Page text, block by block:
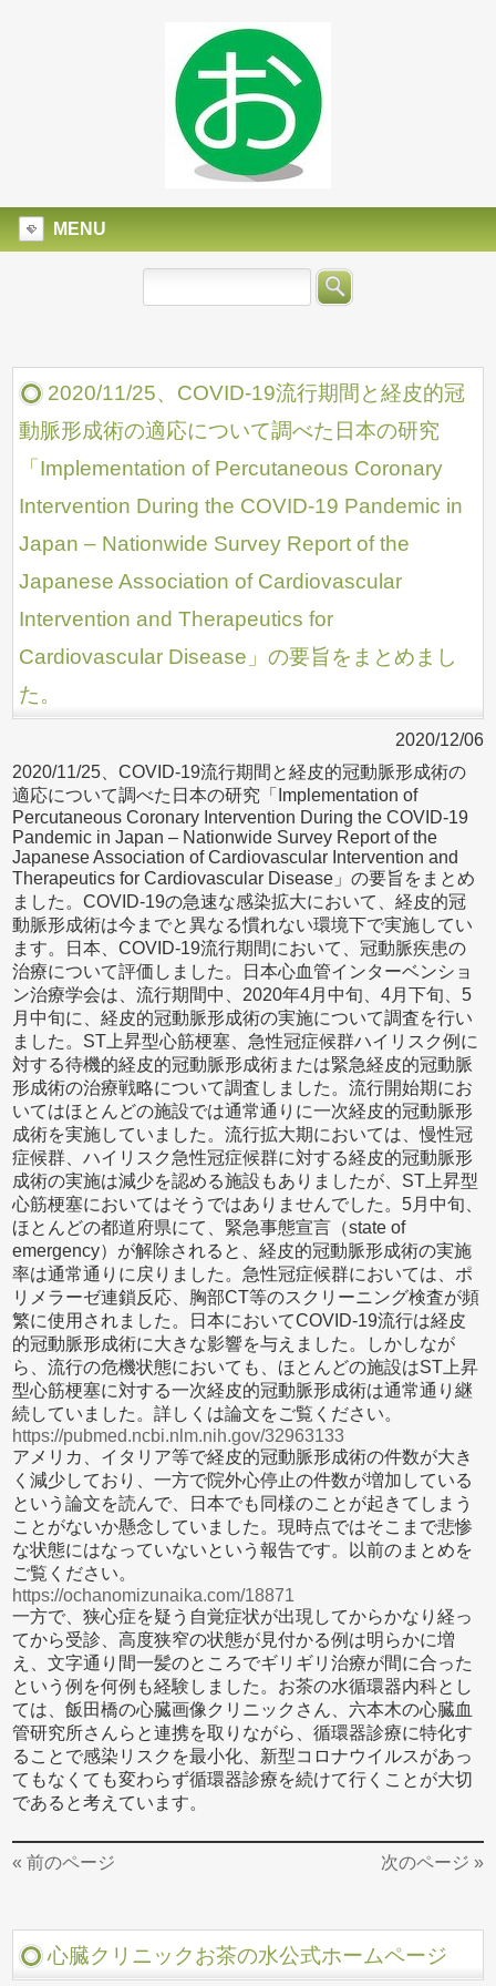
MENU
2020/11/25、COVID-19流行期間と経皮的冠
動脈形成術の適応について調べた日本の研究
「Implementation of Percutaneous Coronary
Intervention During the COVID-19 Pandemic in
Japan – Nationwide Survey Report of the
Japanese Association of Cardiovascular
Intervention and Therapeutics for
Cardiovascular Disease」の要旨をまとめまし
た。
2020/12/06
2020/11/25、COVID-19流行期間と経皮的冠動脈形成術の
適応について調べた日本の研究「Implementation of
Percutaneous Coronary Intervention During the COVID-19
Pandemic in Japan – Nationwide Survey Report of the
Japanese Association of Cardiovascular Intervention and
Therapeutics for Cardiovascular Disease」の要旨をまとめ
ました。COVID-19の急速な感染拡大において、経皮的冠
動脈形成術は今までと異なる慣れない環境下で実施してい
ます。日本、COVID-19流行期間において、冠動脈疾患の
治療について評価しました。日本心血管インターベンショ
ン治療学会は、流行期間中、2020年4月中旬、4月下旬、5
月中旬に、経皮的冠動脈形成術の実施について調査を行い
ました。ST上昇型心筋梗塞、急性冠症候群ハイリスク例に
対する待機的経皮的冠動脈形成術または緊急経皮的冠動脈
形成術の治療戦略について調査しました。流行開始期にお
いてはほとんどの施設では通常通りに一次経皮的冠動脈形
成術を実施していました。流行拡大期においては、慢性冠
症候群、ハイリスク急性冠症候群に対する経皮的冠動脈形
成術の実施は減少を認める施設もありましたが、ST上昇型
心筋梗塞においてはそうではありませんでした。5月中旬、
ほとんどの都道府県にて、緊急事態宣言（state of
emergency）が解除されると、経皮的冠動脈形成術の実施
率は通常通りに戻りました。急性冠症候群においては、ポ
リメラーゼ連鎖反応、胸部CT等のスクリーニング検査が頻
繁に使用されました。日本においてCOVID-19流行は経皮
的冠動脈形成術に大きな影響を与えました。しかしなが
ら、流行の危機状態においても、ほとんどの施設はST上昇
型心筋梗塞に対する一次経皮的冠動脈形成術は通常通り継
続していました。詳しくは論文をご覧ください。
https://pubmed.ncbi.nlm.nih.gov/32963133
アメリカ、イタリア等で経皮的冠動脈形成術の件数が大き
く減少しており、一方で院外心停止の件数が増加している
という論文を読んで、日本でも同様のことが起きてしまう
ことがないか懸念していました。現時点ではそこまで悲惨
な状態にはなっていないという報告です。以前のまとめを
ご覧ください。
https://ochanomizunaika.com/18871
一方で、狭心症を疑う自覚症状が出現してからかなり経っ
てから受診、高度狭窄の状態が見付かる例は明らかに増
え、文字通り間一髪のところでギリギリ治療が間に合った
という例を何例も経験しました。お茶の水循環器内科とし
ては、飯田橋の心臓画像クリニックさん、六本木の心臓血
管研究所さんらと連携を取りながら、循環器診療に特化す
ることで感染リスクを最小化、新型コロナウイルスがあっ
てもなくても変わらず循環器診療を続けて行くことが大切
であると考えています。
« 前のページ 次のページ »
心臓クリニックお茶の水公式ホームページ